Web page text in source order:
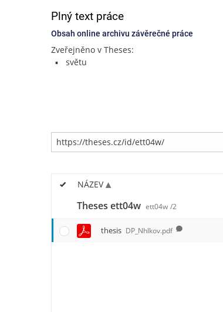
Plný text práce
Obsah online archivu závěrečné práce
Zveřejněno v Theses:
světu
NÁZEV
Theses ett04w ett04w /2
thesis DP_Nhlkov.pdf